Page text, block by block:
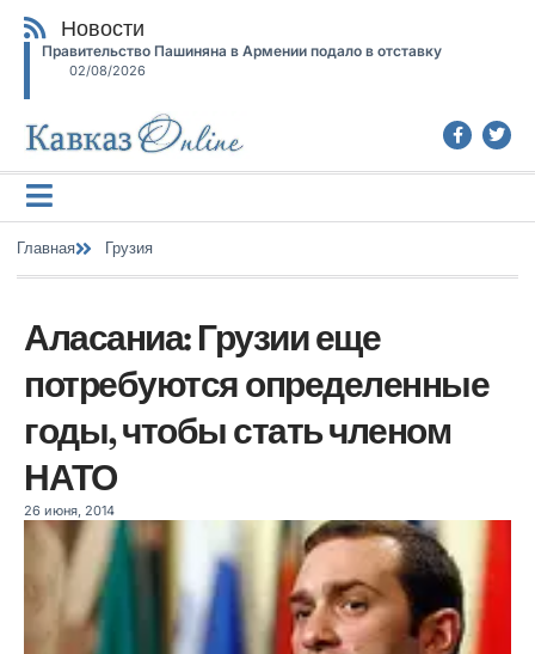
Новости
Правительство Пашиняна в Армении подало в отставку
02/08/2026
Главная Грузия
Аласаниа: Грузии еще
потребуются определенные
годы, чтобы стать членом
НАТО
26 июня, 2014